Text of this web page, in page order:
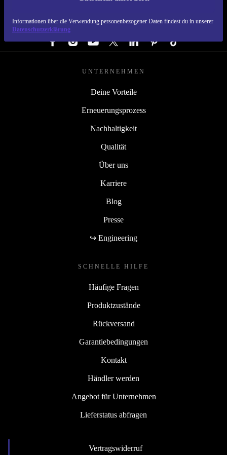
Informationen über die Verwendung personenbezogener Daten findest du in unserer
Datenschutzerklärung
FOLGE UNS
UNTERNEHMEN
Deine Vorteile
Erneuerungsprozess
Nachhaltigkeit
Qualität
Über uns
Karriere
Blog
Presse
↪ Engineering
SCHNELLE HILFE
Häufige Fragen
Produktzustände
Rückversand
Garantiebedingungen
Kontakt
Händler werden
Angebot für Unternehmen
Lieferstatus abfragen
Vertragswiderruf